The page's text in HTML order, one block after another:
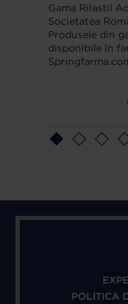
Gama Rilastil
Societatea
Produsele din
disponibile în
POLITICA